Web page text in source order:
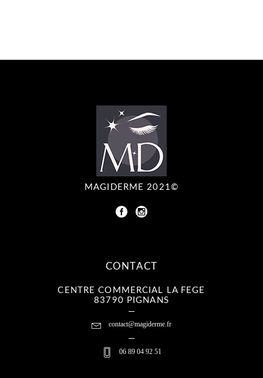
MAGIDERME 2021©
CONTACT
CENTRE COMMERCIAL LA FEGE
83790 PIGNANS
contact@magiderme.fr
06 89 04 92 51